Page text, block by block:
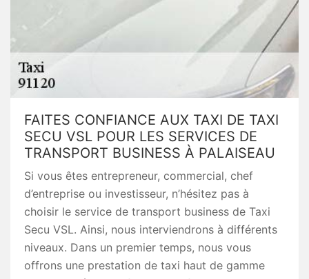
FAITES CONFIANCE AUX TAXI DE TAXI
SECU VSL POUR LES SERVICES DE
TRANSPORT BUSINESS À PALAISEAU
Si vous êtes entrepreneur, commercial, chef
d’entreprise ou investisseur, n’hésitez pas à
choisir le service de transport business de Taxi
Secu VSL. Ainsi, nous interviendrons à différents
niveaux. Dans un premier temps, nous vous
offrons une prestation de taxi haut de gamme